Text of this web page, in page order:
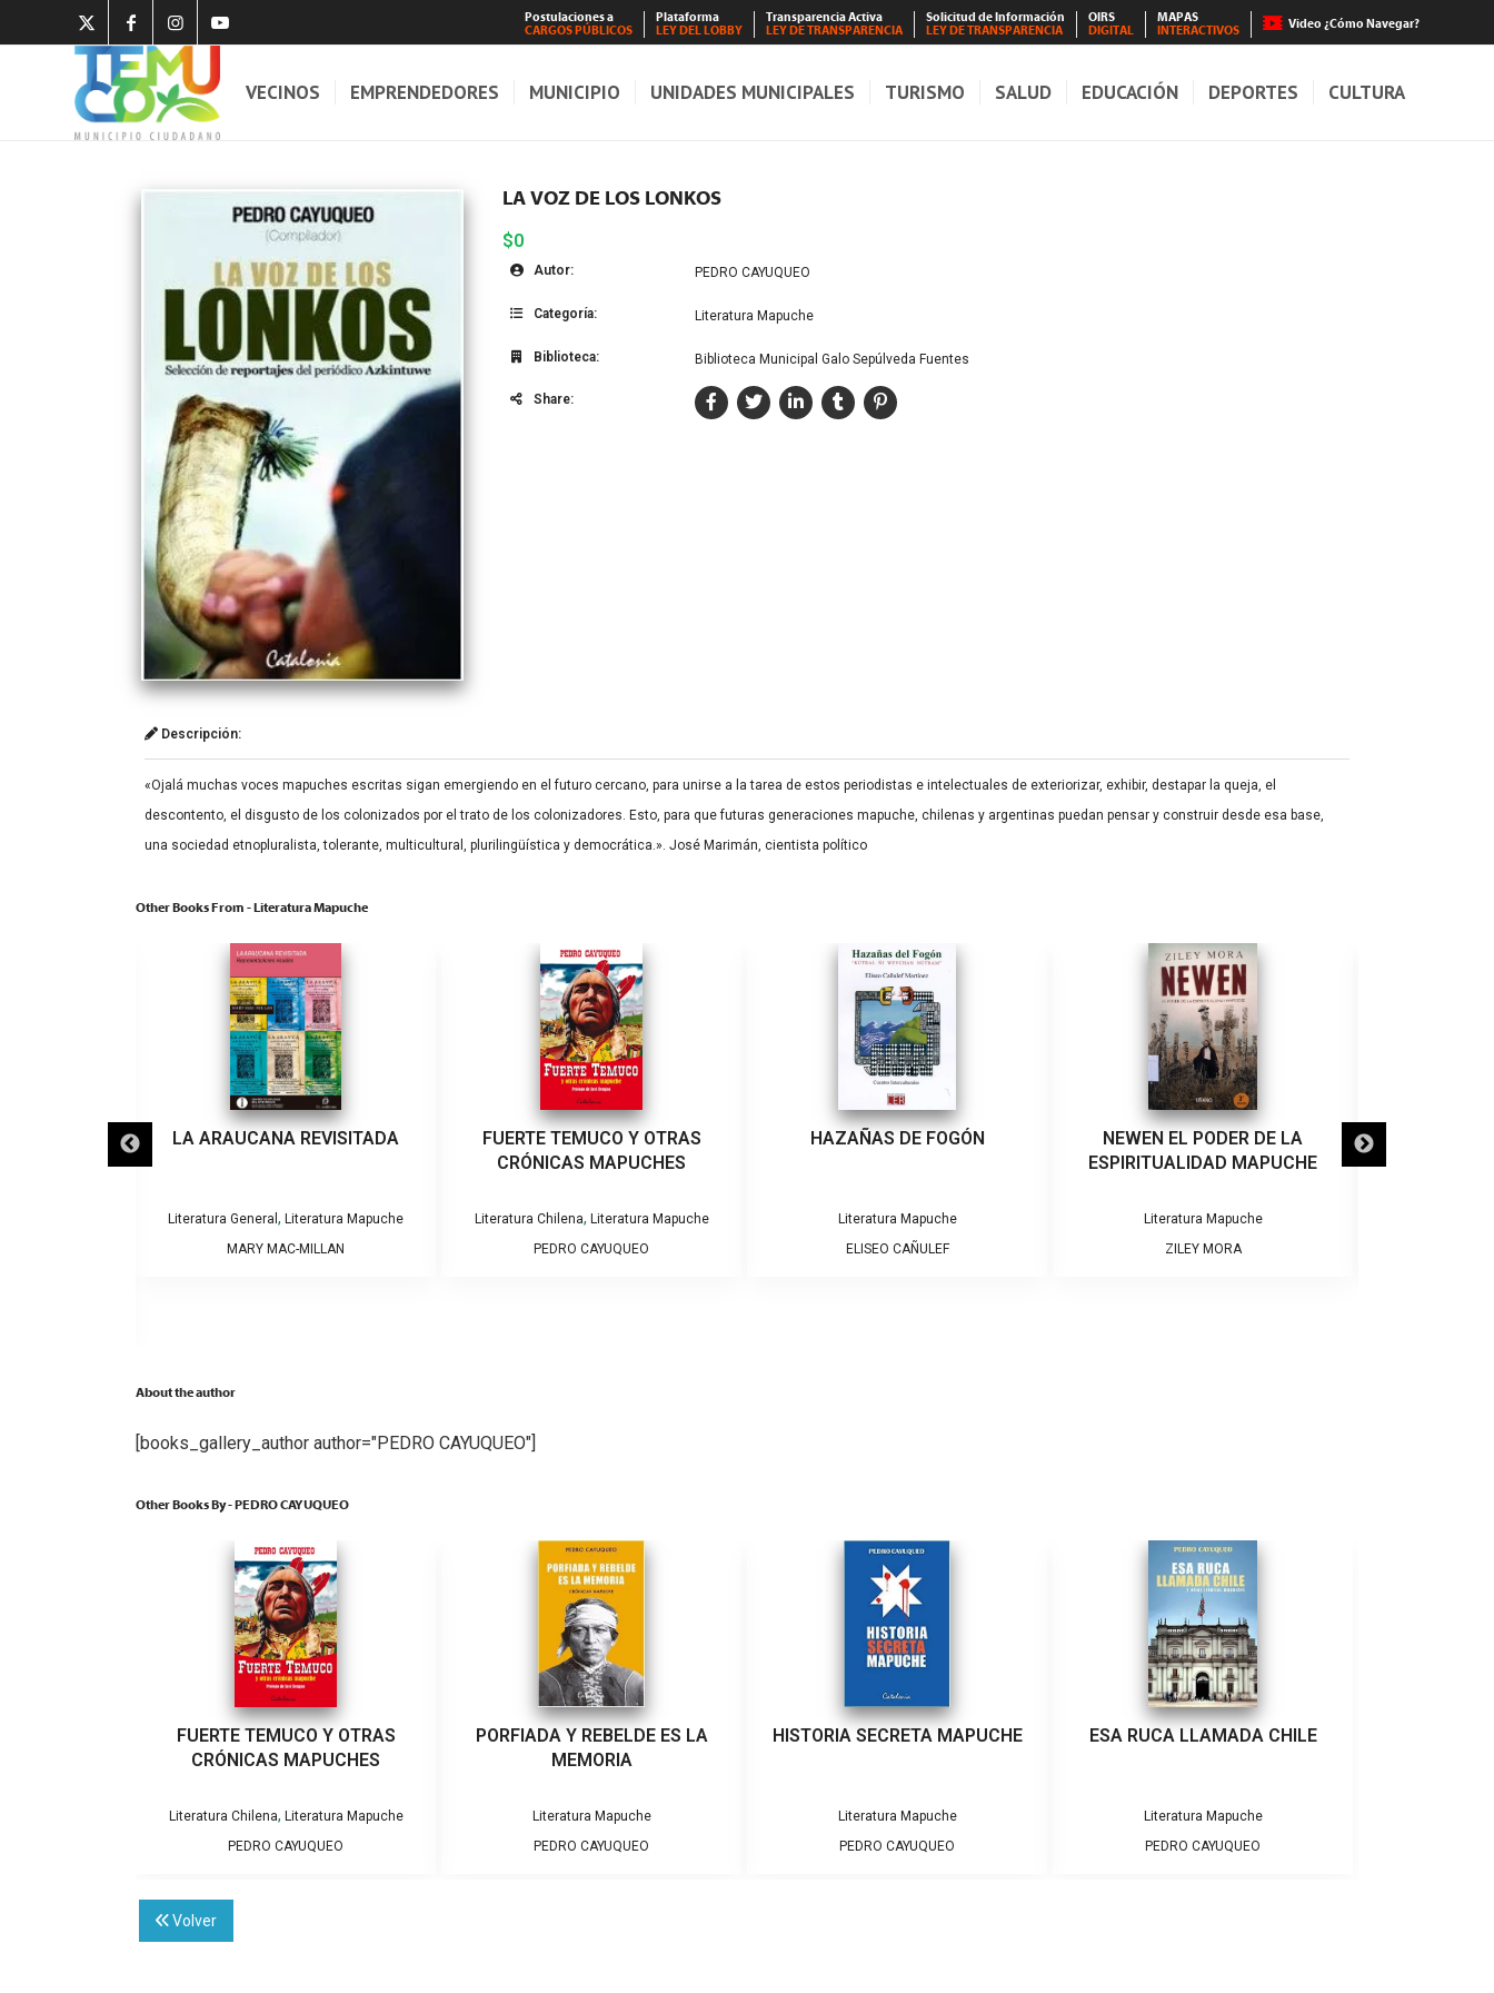
Postulaciones a
CARGOS PÚBLICOS
Plataforma
LEY DEL LOBBY
Transparencia Activa
LEY DE TRANSPARENCIA
Solicitud de Información
LEY DE TRANSPARENCIA
OIRS
DIGITAL
MAPAS
INTERACTIVOS
Video ¿Cómo Navegar?
VECINOS EMPRENDEDORES MUNICIPIO UNIDADES MUNICIPALES TURISMO SALUD EDUCACIÓN DEPORTES CULTURA
LA VOZ DE LOS LONKOS
$0
Autor: PEDRO CAYUQUEO
Categoría: Literatura Mapuche
Biblioteca: Biblioteca Municipal Galo Sepúlveda Fuentes
Share:
Descripción:
«Ojalá muchas voces mapuches escritas sigan emergiendo en el futuro cercano, para unirse a la tarea de estos periodistas e intelectuales de exteriorizar, exhibir, destapar la queja, el
descontento, el disgusto de los colonizados por el trato de los colonizadores. Esto, para que futuras generaciones mapuche, chilenas y argentinas puedan pensar y construir desde esa base,
una sociedad etnopluralista, tolerante, multicultural, plurilingüística y democrática.». José Marimán, cientista político
Other Books From - Literatura Mapuche
Y
LA ARAUCANA REVISITADA
Literatura General , Literatura Mapuche
MARY MAC-MILLAN
FUERTE TEMUCO Y OTRAS
CRÓNICAS MAPUCHES
Literatura Chilena, Literatura Mapuche
PEDRO CAYUQUEO
HAZAÑAS DE FOGÓN
Literatura Mapuche
ELISEO CAÑULEF
NEWEN EL PODER DE LA
ESPIRITUALIDAD MAPUCHE
Literatura Mapuche
ZILEY MORA
About the author
[books_gallery_author author="PEDRO CAYUQUEO"]
Other Books By - PEDRO CAYUQUEO
FUERTE TEMUCO Y OTRAS
CRÓNICAS MAPUCHES
Literatura Chilena, Literatura Mapuche
PEDRO CAYUQUEO
PORFIADA Y REBELDE ES LA
MEMORIA
Literatura Mapuche
PEDRO CAYUQUEO
HISTORIA SECRETA MAPUCHE
Literatura Mapuche
PEDRO CAYUQUEO
ESA RUCA LLAMADA CHILE
Literatura Mapuche
PEDRO CAYUQUEO
Volver